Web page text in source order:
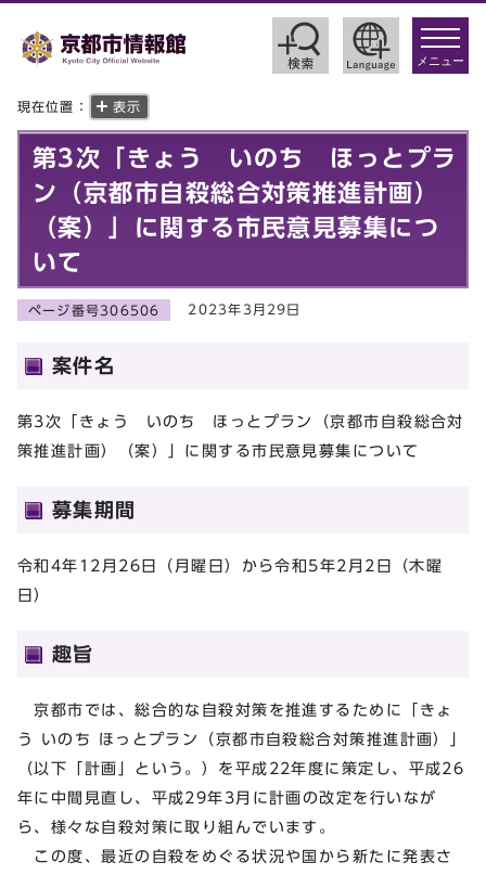
toggle
メニュー
現在位置： 表示
第3次「きょう いのち ほっとプラ
ン（京都市自殺総合対策推進計画）
（案）」に関する市民意見募集につ
いて
ページ番号306506 2023年3月29日
案件名
第3次「きょう いのち ほっとプラン（京都市自殺総合対
策推進計画）（案）」に関する市民意見募集について
募集期間
令和4年12月26日（月曜日）から令和5年2月2日（木曜
日）
趣旨
京都市では、総合的な自殺対策を推進するために「きょ
う いのち ほっとプラン（京都市自殺総合対策推進計画）」
（以下「計画」という。）を平成22年度に策定し、平成26
年に中間見直し、平成29年3月に計画の改定を行いなが
ら、様々な自殺対策に取り組んでいます。
この度、最近の自殺をめぐる状況や国から新たに発表さ